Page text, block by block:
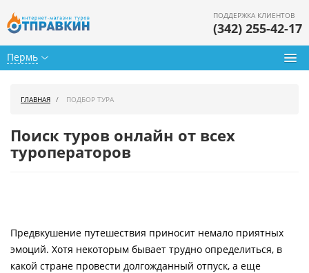
Пермь
ПОДДЕРЖКА КЛИЕНТОВ
(342) 255-42-17
Горящие туры
Страны
Как купить
ГЛАВНАЯ ПОДБОР ТУРА
Поиск туров онлайн от всех
туроператоров
Предвкушение путешествия приносит немало приятных
эмоций. Хотя некоторым бывает трудно определиться, в
какой стране провести долгожданный отпуск, а еще